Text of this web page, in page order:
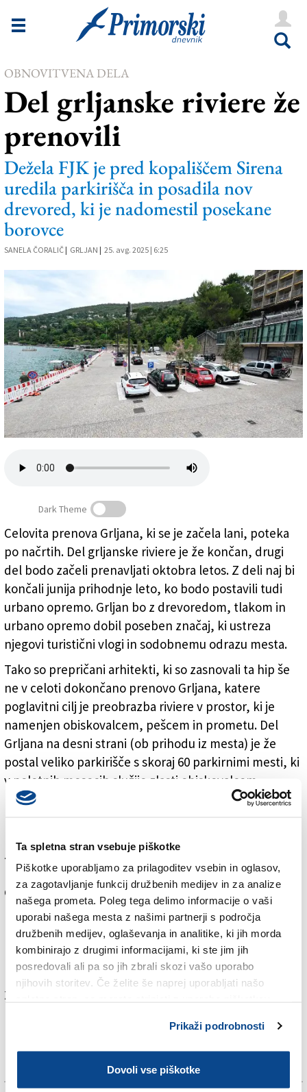
Ta spletna stran vsebuje piškotke
Piškotke uporabljamo za prilagoditev vsebin in oglasov,
za zagotavljanje funkcij družbenih medijev in za analize
našega prometa. Poleg tega delimo informacije o vaši
uporabi našega mesta z našimi partnerji s področja
družbenih medijev, oglaševanja in analitike, ki jih morda
kombinirajo z drugimi informacijami, ki ste jim jih
posredovali ali pa so jih zbrali skozi vašo uporabo
njihovih storitev. Če želite še naprej uporabljati našo
Prikaži podrobnosti
Dovoli vse piškotke
Novice
Goriška
Kultura
Šport
Še
Vreme
V Kioskih
Oglasi
Založnik
Zadruga PD
Naročnine
OBNOVITVENA DELA
Del grljanske riviere že
prenovili
Dežela FJK je pred kopališčem Sirena
uredila parkirišča in posadila nov
drevored, ki je nadomestil posekane
borovce
SANELA ČORALIČ | GRLJAN | 25. avg. 2025 | 6:25
Prenovljeno parkirišče v Grljanu (FOTODAMJ@N)
Dark Theme
Celovita prenova Grljana, ki se je začela lani, poteka
po načrtih. Del grljanske riviere je že končan, drugi
del bodo začeli prenavljati oktobra letos. Z deli naj bi
končali junija prihodnje leto, ko bodo postavili tudi
urbano opremo. Grljan bo z drevoredom, tlakom in
urbano opremo dobil poseben značaj, ki ustreza
njegovi turistični vlogi in sodobnemu odrazu mesta.
Tako so prepričani arhitekti, ki so zasnovali ta hip še
ne v celoti dokončano prenovo Grljana, katere
poglavitni cilj je preobrazba riviere v prostor, ki je
namenjen obiskovalcem, pešcem in prometu. Del
Grljana na desni strani (ob prihodu iz mesta) je že
postal veliko parkirišče s skoraj 60 parkirnimi mesti, ki
v poletnih mesecih služijo zlasti obiskovalcem
kopališča Sirena. Cestno površino so tlakovali s
z rečnim kamenjem. Tam, kjer so se odločili za ta
material, so posadili mlada drevesa. Teh je več kot
deset in so v tej fazi še tako majhna, da so skoraj
neopazna in v popolnem nasprotju z borovci, ki so tu
kraljevali pred začetkom prenove. Te so so letos
pozimi kljub drugačnim obljubam vse po vrsti
posekali.
Za branje in pisanje komentarjev